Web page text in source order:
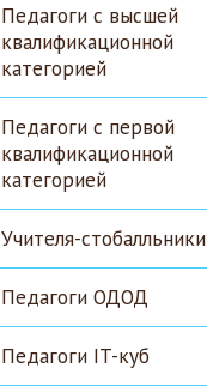
Педагоги с высшей
квалификационной
категорией
Педагоги с первой
квалификационной
категорией
Учителя-стобалльники
Педагоги ОДОД
Педагоги IT-куб